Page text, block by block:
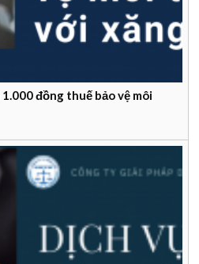
đồng thuế bảo vệ môi